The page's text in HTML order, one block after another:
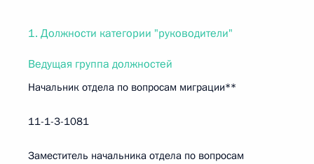
1. Должности категории "руководители"
Ведущая группа должностей
Начальник отдела по вопросам миграции**
11-1-3-1081
Заместитель начальника отдела по вопросам